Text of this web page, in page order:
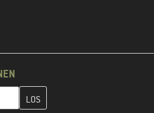
ein und erstelle im nächsten